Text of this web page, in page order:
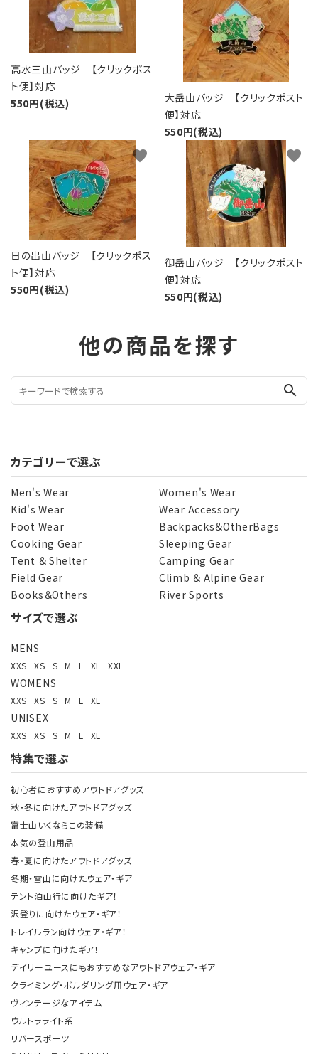
高水三山バッジ 【クリックポス
ト便】対応
550円(税込)
大岳山バッジ 【クリックポスト
便】対応
550円(税込)
日の出山バッジ 【クリックポス
ト便】対応
550円(税込)
favorite
御岳山バッジ 【クリックポスト
便】対応
550円(税込)
favorite
他の商品を探す
search
カテゴリーで選ぶ
Men's Wear
Women's Wear
Kid's Wear
Wear Accessory
Foot Wear
Backpacks＆OtherBags
Cooking Gear
Sleeping Gear
Tent ＆ Shelter
Camping Gear
Field Gear
Climb ＆ Alpine Gear
Books＆Others
River Sports
サイズで選ぶ
MENS
XXS XS S M L XL XXL
WOMENS
XXS XS S M L XL
UNISEX
XXS XS S M L XL
特集で選ぶ
初心者におすすめアウトドアグッズ
秋・冬に向けたアウトドアグッズ
富士山いくならこの装備
本気の登山用品
春・夏に向けたアウトドアグッズ
冬期・雪山に向けたウェア・ギア
テント泊山行に向けたギア！
沢登りに向けたウェア・ギア！
トレイルラン向けウェア・ギア！
キャンプに向けたギア！
デイリーユースにもおすすめなアウトドアウェア・ギア
クライミング・ボルダリング用ウェア・ギア
ヴィンテージなアイテム
ウルトラライト系
リバースポーツ